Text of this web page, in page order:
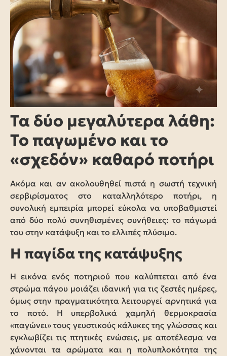
Τα δύο μεγαλύτερα λάθη:
Το παγωμένο και το
«σχεδόν» καθαρό ποτήρι
Ακόμα και αν ακολουθηθεί πιστά η σωστή τεχνική
σερβιρίσματος στο καταλληλότερο ποτήρι, η
συνολική εμπειρία μπορεί εύκολα να υποβαθμιστεί
από δύο πολύ συνηθισμένες συνήθειες: το πάγωμά
του στην κατάψυξη και το ελλιπές πλύσιμο.
Η παγίδα της κατάψυξης
Η εικόνα ενός ποτηριού που καλύπτεται από ένα
στρώμα πάγου μοιάζει ιδανική για τις ζεστές ημέρες,
όμως στην πραγματικότητα λειτουργεί αρνητικά για
το ποτό. Η υπερβολικά χαμηλή θερμοκρασία
«παγώνει» τους γευστικούς κάλυκες της γλώσσας και
εγκλωβίζει τις πτητικές ενώσεις, με αποτέλεσμα να
χάνονται τα αρώματα και η πολυπλοκότητα της